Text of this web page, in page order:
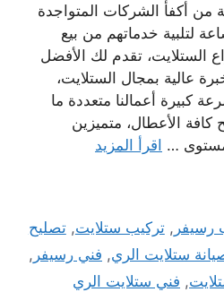
من أكفأ الشركات المتواجدة
على مدار ال ٢٤ ساعة لتلبية خدماتهم من بيع
الستلايت، تقدم لك الأفضل
عالية بمجال الستلايت،
كبيرة أعمالنا متعددة ما
الأعطال، متميزين
مستوى … اقرأ المزيد
رسيفر ,تركيب ستلايت,تصليح
ستلايت الري, فني رسيفر ,
, فني ستلايت الري